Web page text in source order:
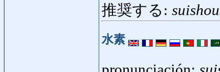
推奨する:
水素